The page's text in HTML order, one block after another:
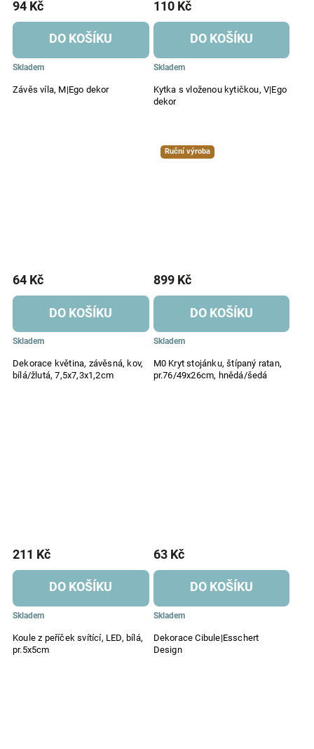
Závěs víla, M|Ego dekor
Skladem
94 Kč
DO KOŠÍKU
Kytka s vloženou kytičkou, V|Ego
dekor
Skladem
110 Kč
DO KOŠÍKU
Dekorace květina, závěsná, kov,
bílá/žlutá, 7,5x7,3x1,2cm
Skladem
64 Kč
DO KOŠÍKU
Ruční výroba
M0 Kryt stojánku, štípaný ratan,
pr.76/49x26cm, hnědá/šedá
Skladem
899 Kč
DO KOŠÍKU
Koule z peříček svítící, LED, bílá,
pr.5x5cm
Skladem
211 Kč
DO KOŠÍKU
Dekorace Cibule|Esschert
Design
Skladem
63 Kč
DO KOŠÍKU